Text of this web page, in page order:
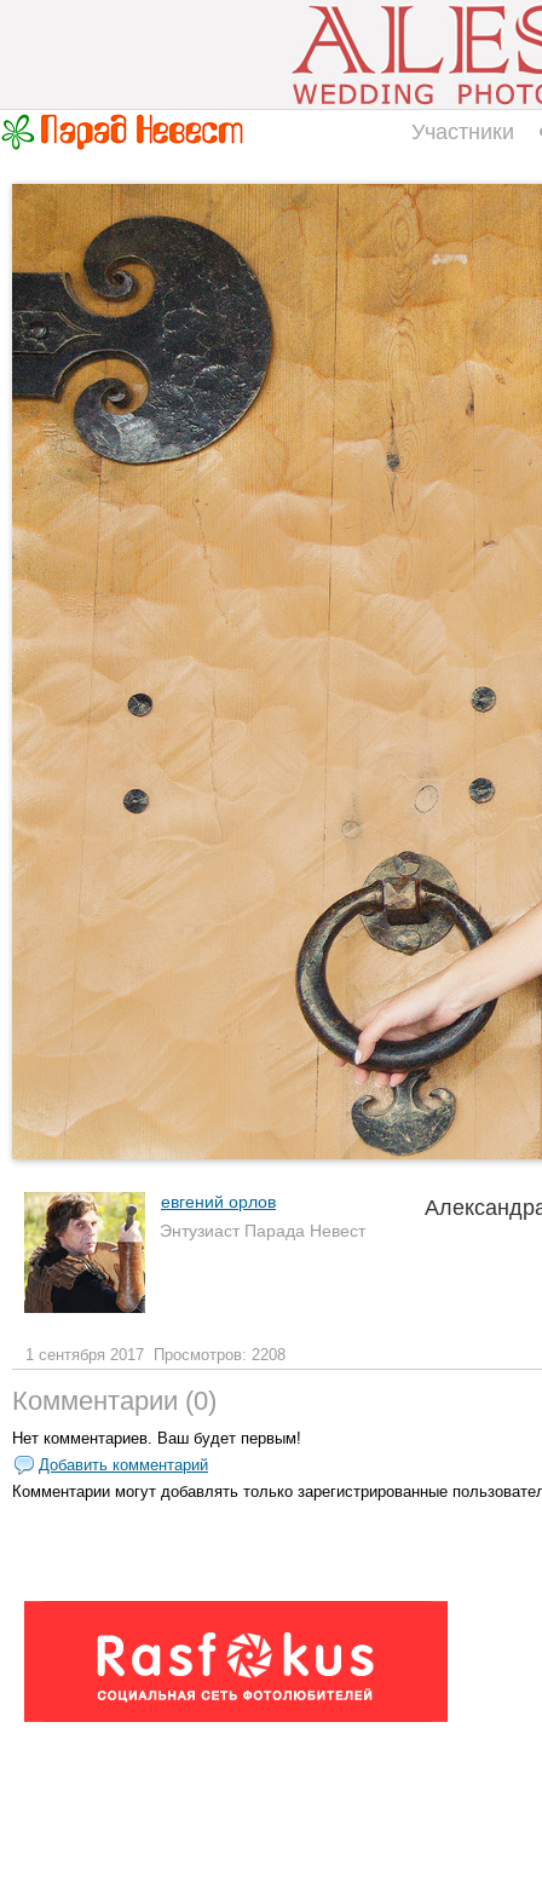
Участники
евгений орлов
Энтузиаст Парада Невест
1 сентября 2017 Просмотров: 2208
Комментарии (0)
Нет комментариев. Ваш будет первым!
Добавить комментарий
Комментарии могут добавлять только зарегистрированные